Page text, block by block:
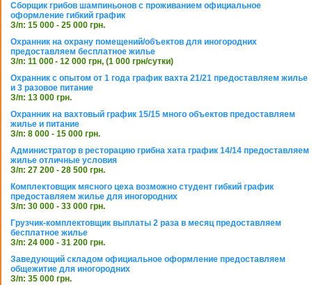
Сборщик грибов шампиньонов с проживанием официальное
оформление гибкий график
З/п: 15 000 - 25 000 грн.
Охранник на охрану помещений/объектов для иногородних
предоставляем бесплатное жилье
З/п: 11 000 - 12 000 грн, (1 000 грн/сутки)
Охранник с опытом от 1 года график вахта 21/21 предоставляем жилье
и 3 разовое питание
З/п: 13 000 грн.
Охранник на вахтовый график 15/15 много объектов предоставляем
жилье и питание
З/п: 8 000 - 15 000 грн.
Администратор в ресторацию грибна хата график 14/14 предоставляем
жилье отличные условия
З/п: 27 200 - 28 500 грн.
Комплектовщик мясного цеха возможно студент гибкий график
предоставляем жилье для иногородних
З/п: 30 000 - 33 000 грн.
Грузчик-комплектовщик выплаты 2 раза в месяц предоставляем
бесплатное жилье
З/п: 24 000 - 31 200 грн.
Заведующий складом официальное оформление предоставляем
общежитие для иногородних
З/п: 35 000 грн.